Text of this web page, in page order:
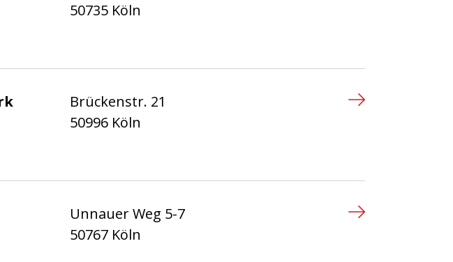
50735 Köln
Brückenstr. 21
50996 Köln
Unnauer Weg 5-7
50767 Köln